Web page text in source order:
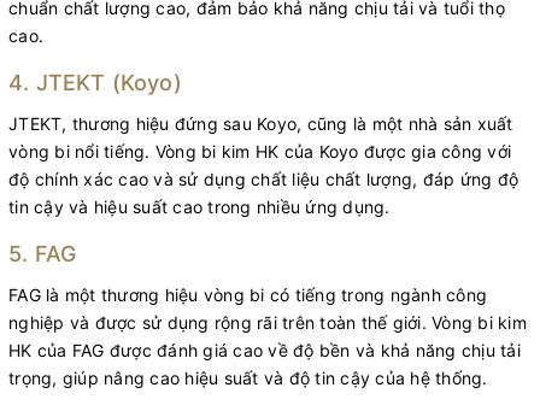
chuẩn chất lượng cao, đảm bảo khả năng chịu tải và tuổi thọ
cao.
4. JTEKT (Koyo)
JTEKT, thương hiệu đứng sau Koyo, cũng là một nhà sản xuất
vòng bi nổi tiếng. Vòng bi kim HK của Koyo được gia công với
độ chính xác cao và sử dụng chất liệu chất lượng, đáp ứng độ
tin cậy và hiệu suất cao trong nhiều ứng dụng.
5. FAG
FAG là một thương hiệu vòng bi có tiếng trong ngành công
nghiệp và được sử dụng rộng rãi trên toàn thế giới. Vòng bi kim
HK của FAG được đánh giá cao về độ bền và khả năng chịu tải
trọng, giúp nâng cao hiệu suất và độ tin cậy của hệ thống.